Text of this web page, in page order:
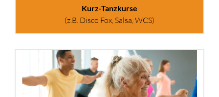
Kurz-Tanzkurse
(z.B. Disco Fox, Salsa, WCS)